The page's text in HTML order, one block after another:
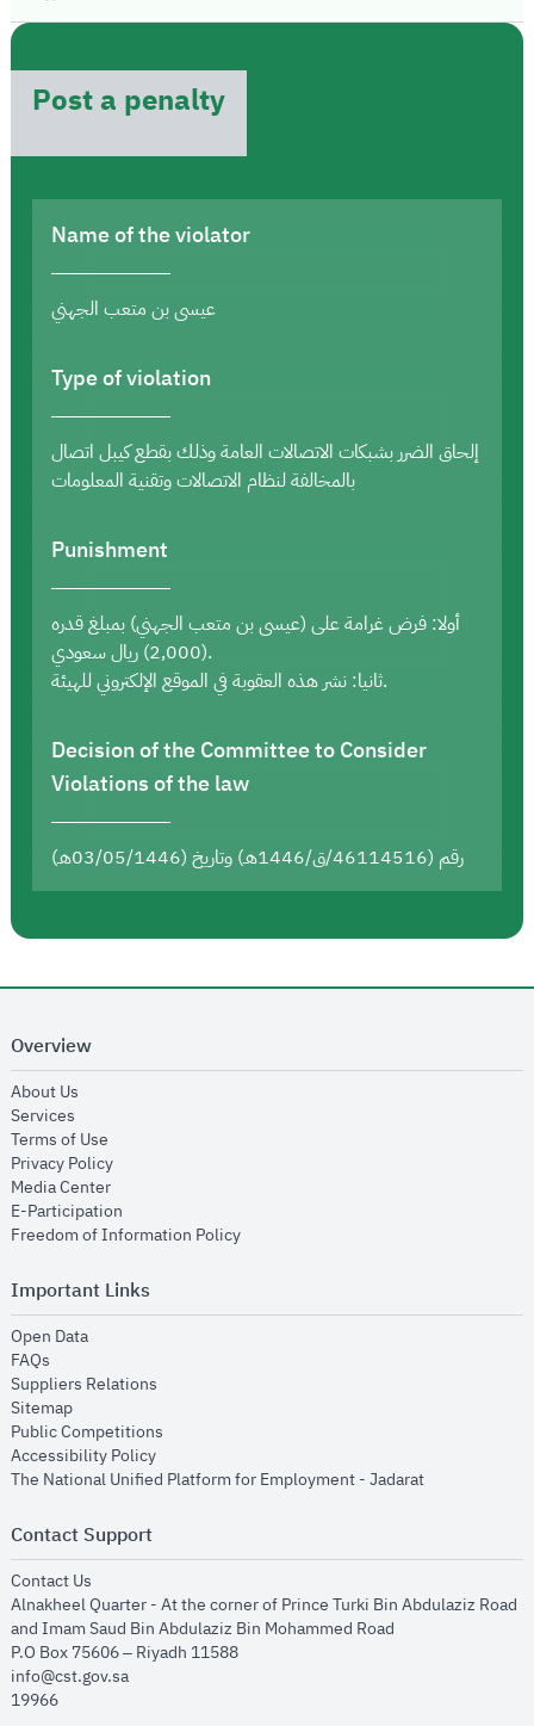
Post a penalty
Name of the violator
عيسى بن متعب الجهني
Type of violation
إلحاق الضرر بشبكات الاتصالات العامة وذلك بقطع كيبل اتصال
بالمخالفة لنظام الاتصالات وتقنية المعلومات
Punishment
أولا: فرض غرامة على (عيسى بن متعب الجهني) بمبلغ قدره
(2,000) ريال سعودي.
ثانيا: نشر هذه العقوبة في الموقع الإلكتروني للهيئة.
Decision of the Committee to Consider
Violations of the law
رقم (46114516/ق/1446هـ) وتاريخ (03/05/1446هـ)
Overview
About Us
Services
Terms of Use
Privacy Policyopens in new window
Media Centeropens in new window
E-Participation
Freedom of Information Policyopens in new window
Important Links
Open Dataopens in new window
FAQs
Suppliers Relations
Sitemapopens in new window
Public Competitions
Accessibility Policyopens in new window
The National Unified Platform for Employment - Jadaratopens in new
Contact Support
Contact Us
Alnakheel Quarter - At the corner of Prince Turki Bin Abdulaziz Road
and Imam Saud Bin Abdulaziz Bin Mohammed Road​
P.O Box 75606 – Riyadh 11588
info@cst.gov.sa
19966